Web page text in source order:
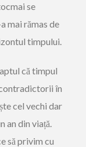
se
mai rămas de
timpului.
că timpul
în
cel vechi dar
an din viață.
să privim cu